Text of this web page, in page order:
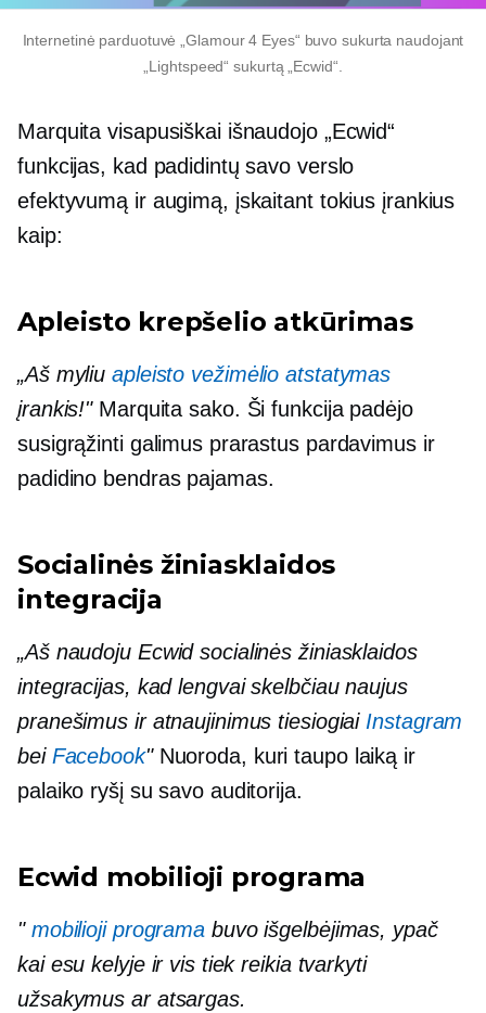
Internetinė parduotuvė „Glamour 4 Eyes“ buvo sukurta naudojant
„Lightspeed“ sukurtą „Ecwid“.
Marquita visapusiškai išnaudojo „Ecwid“
funkcijas, kad padidintų savo verslo
efektyvumą ir augimą, įskaitant tokius įrankius
kaip:
Apleisto krepšelio atkūrimas
„Aš myliuapleisto vežimėlio atstatymas
įrankis!"Marquita sako. Ši funkcija padėjo
susigrąžinti galimus prarastus pardavimus ir
padidino bendras pajamas.
Socialinės žiniasklaidos
integracija
„Aš naudoju Ecwid socialinės žiniasklaidos
integracijas, kad lengvai skelbčiau naujus
pranešimus ir atnaujinimus tiesiogiaiInstagram
bei Facebook"Nuoroda, kuri taupo laiką ir
palaiko ryšį su savo auditorija.
Ecwid mobilioji programa
" mobilioji programa buvo išgelbėjimas, ypač
kai esu kelyje ir vis tiek reikia tvarkyti
užsakymus ar atsargas.